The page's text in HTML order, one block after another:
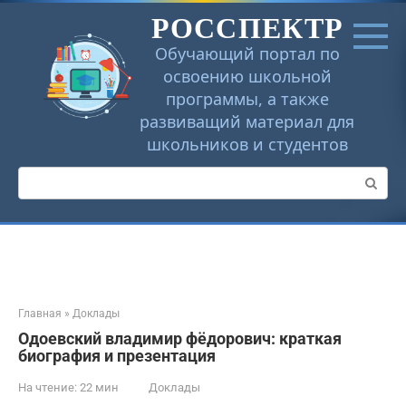
Перейти
РОССПЕКТР
Обучающий портал по
освоению школьной
программы, а также
развиващий материал для
школьников и студентов
Поиск:
Главная » Доклады
Одоевский владимир фёдорович: краткая
биография и презентация
На чтение: 22 мин Доклады